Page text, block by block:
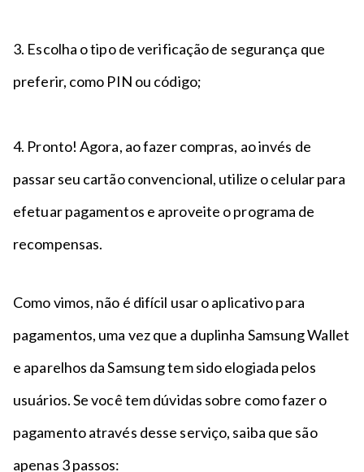
3. Escolha o tipo de verificação de segurança que
preferir, como PIN ou código;
4. Pronto! Agora, ao fazer compras, ao invés de
passar seu cartão convencional, utilize o celular para
efetuar pagamentos e aproveite o programa de
recompensas.
Como vimos, não é difícil usar o aplicativo para
pagamentos, uma vez que a duplinha Samsung Wallet
e aparelhos da Samsung tem sido elogiada pelos
usuários. Se você tem dúvidas sobre como fazer o
pagamento através desse serviço, saiba que são
apenas 3 passos: